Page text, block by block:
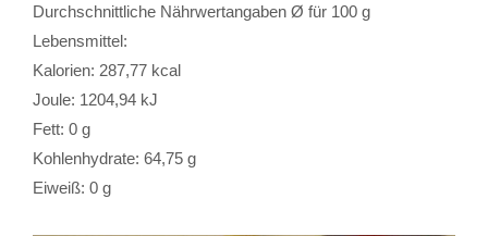
Durchschnittliche Nährwertangaben Ø für 100 g
Lebensmittel:
Kalorien: 287,77 kcal
Joule: 1204,94 kJ
Fett: 0 g
Kohlenhydrate: 64,75 g
Eiweiß: 0 g